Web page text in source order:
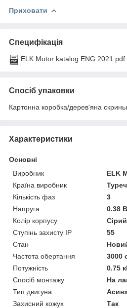
Приховати
Специфікація
ELK Motor katalog ENG 2021.pdf
Спосіб упаковки
Картонна коробка/дерев'яна
Характеристики
Основні
Виробник
ELK
Країна виробник
Кількість фаз
3
Напруга
0.38 В
Колір корпусу
Сірий
Ступінь захисту IP
55
Стан
Частота обертання
3000
Потужність
0.75
Спосіб монтажу
На
Тип двигуна
Захисний кожух
Так